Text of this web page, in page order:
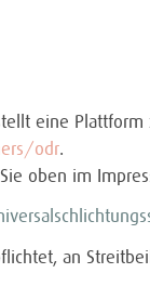
eine
odr.
oben im
an